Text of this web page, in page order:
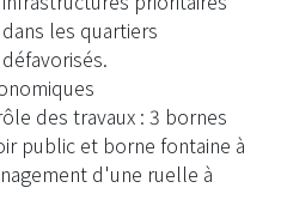
dans les quartiers
défavorisés.
des travaux : 3 bornes
public et borne fontaine à
d'une ruelle à